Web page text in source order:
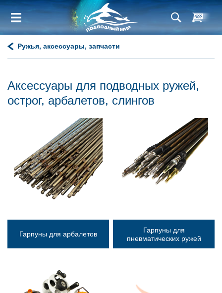
Ружья, аксессуары, запчасти
Аксессуары для подводных ружей,
острог, арбалетов, слингов
Гарпуны для арбалетов
Гарпуны для
пневматических ружей